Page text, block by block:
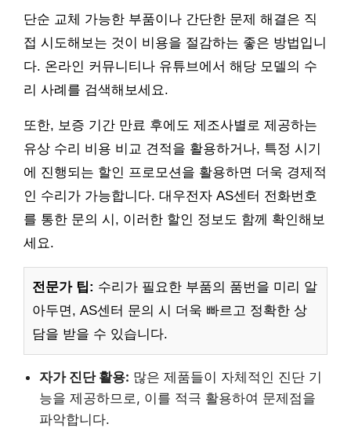
단순 교체 가능한 부품이나 간단한 문제 해결은 직
접 시도해보는 것이 비용을 절감하는 좋은 방법입니
다. 온라인 커뮤니티나 유튜브에서 해당 모델의 수
리 사례를 검색해보세요.
또한, 보증 기간 만료 후에도 제조사별로 제공하는
유상 수리 비용 비교 견적을 활용하거나, 특정 시기
에 진행되는 할인 프로모션을 활용하면 더욱 경제적
인 수리가 가능합니다. 대우전자 AS센터 전화번호
를 통한 문의 시, 이러한 할인 정보도 함께 확인해보
세요.
전문가 팁: 수리가 필요한 부품의 품번을 미리 알
아두면, AS센터 문의 시 더욱 빠르고 정확한 상
담을 받을 수 있습니다.
자가 진단 활용: 많은 제품들이 자체적인 진단 기
능을 제공하므로, 이를 적극 활용하여 문제점을
파악합니다.